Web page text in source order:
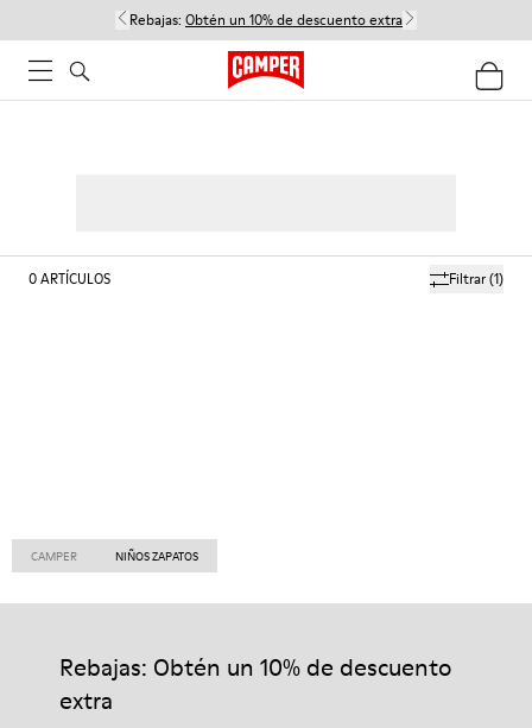
Rebajas: Obtén un 10% de descuento extra
Filtrar(1)
0ARTÍCULOS
CAMPER NIÑOS ZAPATOS
Rebajas: Obtén un 10% de descuento
extra